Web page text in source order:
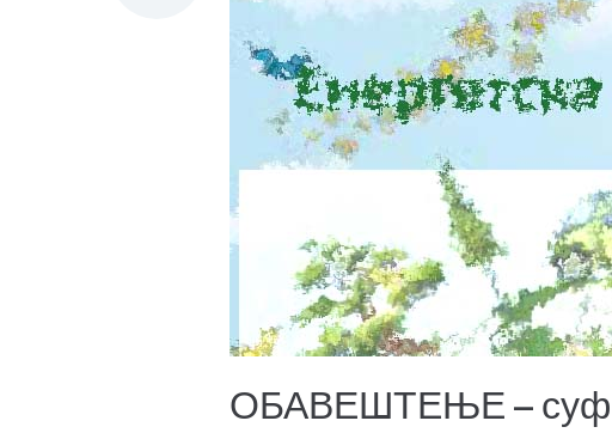
ОБАВЕШТЕЊЕ –